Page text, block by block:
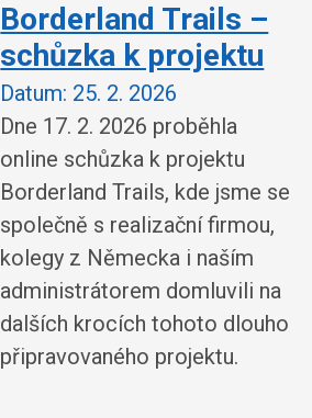
Borderland Trails –
schůzka k projektu
Datum: 25. 2. 2026
Dne 17. 2. 2026 proběhla
online schůzka k projektu
Borderland Trails, kde jsme se
společně s realizační firmou,
kolegy z Německa i naším
administrátorem domluvili na
dalších krocích tohoto dlouho
připravovaného projektu.